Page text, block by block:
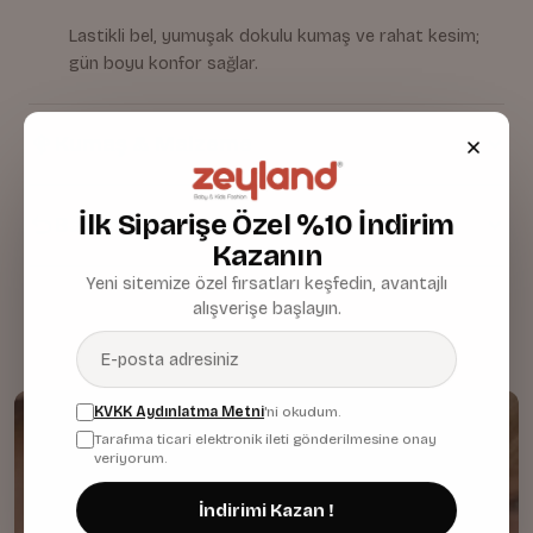
Lastikli bel, yumuşak dokulu kumaş ve rahat kesim;
gün boyu konfor sağlar.
Bakım & Temizlik
İlk Siparişe Özel %10 İndirim
Kazanın
Yeni sitemize özel fırsatları keşfedin, avantajlı
alışverişe başlayın.
KVKK Aydınlatma Metni'ni okudum.
Tarafıma ticari elektronik ileti gönderilmesine onay
veriyorum.
İndirimi Kazan !